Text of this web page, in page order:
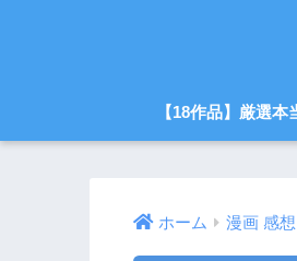
【18作品】厳選
ホーム 漫画 感想